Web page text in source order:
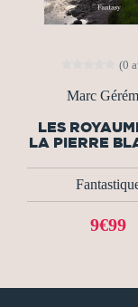
(0
Marc
LES
LA PIERRE
9€99